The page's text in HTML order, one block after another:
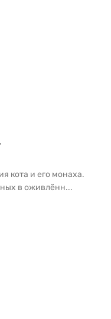
кота и его монаха.
в оживлённ...